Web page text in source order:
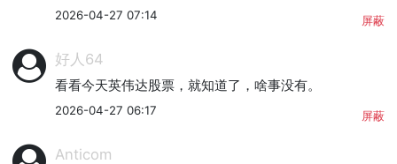
2026-04-27 07:14 屏蔽
好人64
看看今天英伟达股票，就知道了，啥事没有。
2026-04-27 06:17 屏蔽
Anticom